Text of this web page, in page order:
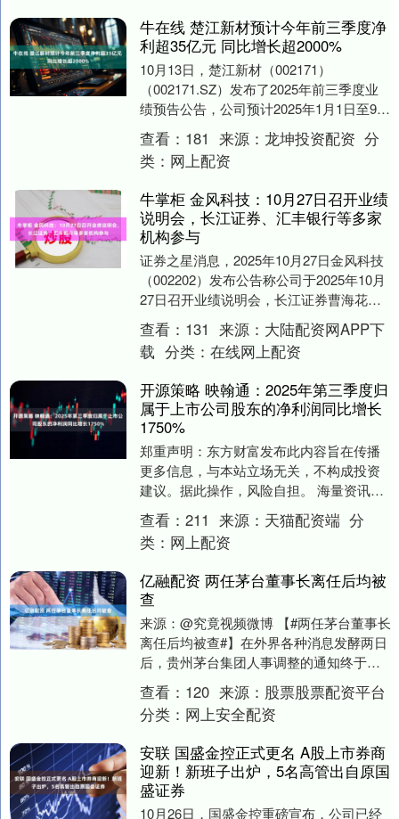
牛在线 楚江新材预计今年前三季度净
利超35亿元 同比增长超2000%
10月13日，楚江新材（002171）
（002171.SZ）发布了2025年前三季度业
绩预告公告，公司预计2025年1月1日至9月
30日归属于上市公司股东的净利....
查看： 181 来源： 龙坤投资配资 分
类： 网上配资
牛掌柜 金风科技：10月27日召开业绩
说明会，长江证券、汇丰银行等多家
机构参与
证券之星消息，2025年10月27日金风科技
（002202）发布公告称公司于2025年10月
27日召开业绩说明会，长江证券曹海花、
汇丰银行许冰莹、中金公司车昀佶....
查看： 131 来源： 大陆配资网APP下
载 分类： 在线网上配资
开源策略 映翰通：2025年第三季度归
属于上市公司股东的净利润同比增长
1750%
郑重声明：东方财富发布此内容旨在传播
更多信息，与本站立场无关，不构成投资
建议。据此操作，风险自担。 海量资讯、
精准解读，尽在新浪财经APP....
查看： 211 来源： 天猫配资端 分
类： 网上配资
亿融配资 两任茅台董事长离任后均被
查
来源：@究竟视频微博 【#两任茅台董事长
离任后均被查#】在外界各种消息发酵两日
后，贵州茅台集团人事调整的通知终于公
布。根据贵州省人民政府网通知，推荐贵
州省能源局....
查看： 120 来源： 股票股票配资平台
分类： 网上安全配资
安联 国盛金控正式更名 A股上市券商
迎新！新班子出炉，5名高管出自原国
盛证券
10月26日，国盛金控重磅宣布，公司已经